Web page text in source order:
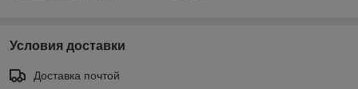
Условия доставки
Доставка почтой